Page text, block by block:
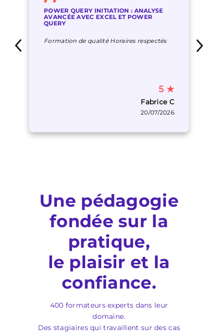
POWER QUERY INITIATION : ANALYSE
AVANCÉE AVEC EXCEL ET POWER
QUERY
Formation de qualité Horaires respectés
5 ★
Fabrice C
20/07/2026
Une pédagogie
fondée sur la
pratique,
le plaisir et la
confiance.
400 formateurs experts dans leur
domaine.
Des stagiaires qui travaillent sur des cas